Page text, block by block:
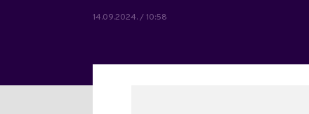
14.09.2024. / 10:58